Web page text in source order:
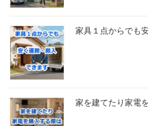
家具１点からでも
家を建てたり家電